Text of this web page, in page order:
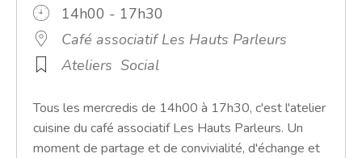
14h00 - 17h30
Café associatif Les Hauts Parleurs
Ateliers Social
Tous les mercredis de 14h00 à 17h30, c'est l'atelier
cuisine du café associatif Les Hauts Parleurs. Un
moment de partage et de convivialité, d'échange et